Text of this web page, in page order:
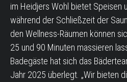
im Heidjers Wohl bietet Speisen
während der Schließzeit der
den Wellness-Räumen können
25 und 90 Minuten massieren
Badegäste hat sich das
Jahr 2025 überlegt. „Wir bieten